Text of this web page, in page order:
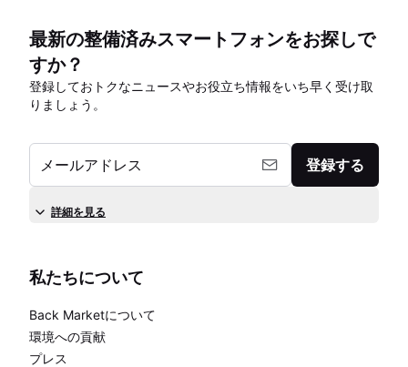
最新の整備済みスマートフォンをお探しで
すか？
登録しておトクなニュースやお役立ち情報をいち早く受け取
りましょう。
メールアドレス 登録する
詳細を見る
私たちについて
Back Marketについて
環境への貢献
プレス